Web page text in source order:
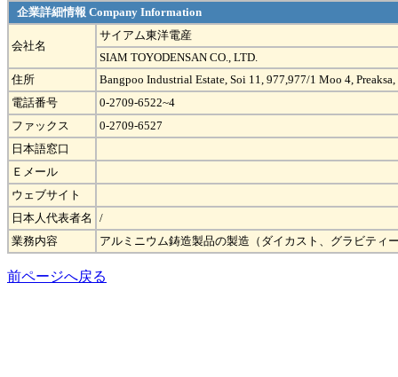
企業詳細情報 Company Information
会社名
サイアム東洋電産
SIAM TOYODENSAN CO., LTD.
住所
Bangpoo Industrial Estate, Soi 11, 977,977/1 Moo 4,
電話番号
0-2709-6522~4
ファックス
0-2709-6527
日本語窓口
Ｅメール
ウェブサイト
日本人代表者名
/
業務内容
アルミニウム鋳造製品の製造（ダイカスト、グラビティ
前ページへ戻る